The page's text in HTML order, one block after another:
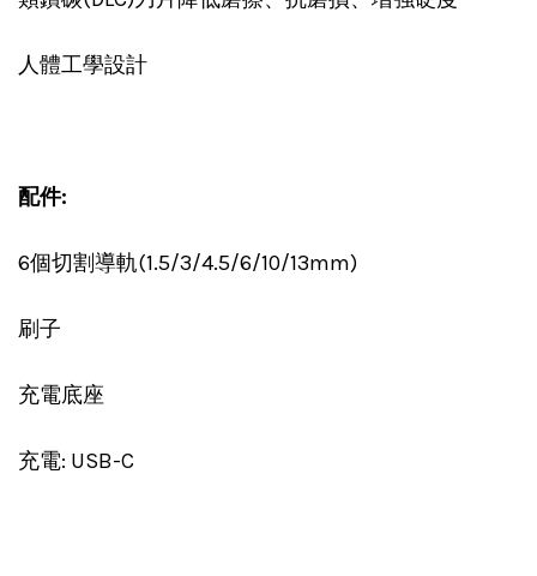
人體工學設計
配件:
6個切割導軌(1.5/3/4.5/6/10/13mm)
刷子
充電底座
充電: USB-C